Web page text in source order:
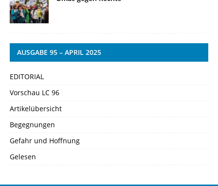
AUSGABE 95 – APRIL 2025
EDITORIAL
Vorschau LC 96
Artikelübersicht
Begegnungen
Gefahr und Hoffnung
Gelesen